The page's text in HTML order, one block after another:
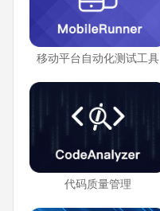
移动平台自动化测试工具
代码质量管理